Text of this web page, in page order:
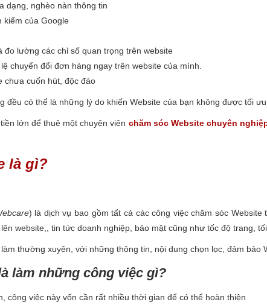
dạng, nghèo nàn thông tin
kiếm của Google
đo lường các chỉ số quan trọng trên website
chuyển đổi đơn hàng ngay trên website của mình.
chưa cuốn hút, độc đáo
đều có thể là những lý do khiến Website của bạn không được tối
lớn để thuê một chuyên viên chăm sóc Website chuyên
là gì?
) là dịch vụ bao gồm tất cả các công việc chăm sóc
website,, tin tức doanh nghiệp, bảo mật cũng như tốc độ trang,
thường xuyên, với những thông tin, nội dung chọn lọc, đảm bảo
làm những công việc gì?
công việc này vốn cần rất nhiều thời gian để có thể hoàn thiện